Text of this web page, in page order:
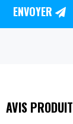
ENVOYER
AVIS PRODUIT